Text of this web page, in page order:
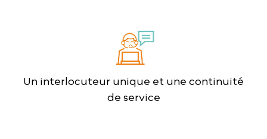
Un interlocuteur unique et une continuité
de service